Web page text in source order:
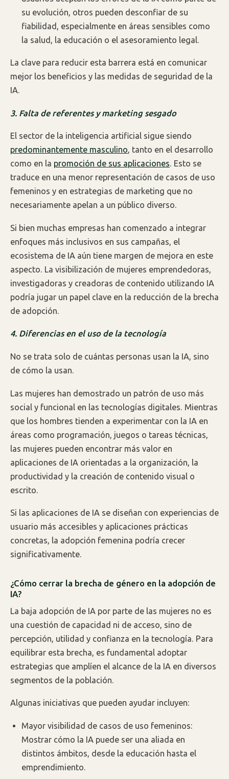
su evolución, otros pueden desconfiar de su
fiabilidad, especialmente en áreas sensibles como
la salud, la educación o el asesoramiento legal.
La clave para reducir esta barrera está en comunicar
mejor los beneficios y las medidas de seguridad de la
IA.
3. Falta de referentes y marketing sesgado
El sector de la inteligencia artificial sigue siendo
predominantemente masculino, tanto en el desarrollo
como en la promoción de sus aplicaciones. Esto se
traduce en una menor representación de casos de uso
femeninos y en estrategias de marketing que no
necesariamente apelan a un público diverso.
Si bien muchas empresas han comenzado a integrar
enfoques más inclusivos en sus campañas, el
ecosistema de IA aún tiene margen de mejora en este
aspecto. La visibilización de mujeres emprendedoras,
investigadoras y creadoras de contenido utilizando IA
podría jugar un papel clave en la reducción de la brecha
de adopción.
4. Diferencias en el uso de la tecnología
No se trata solo de cuántas personas usan la IA, sino
de cómo la usan.
Las mujeres han demostrado un patrón de uso más
social y funcional en las tecnologías digitales. Mientras
que los hombres tienden a experimentar con la IA en
áreas como programación, juegos o tareas técnicas,
las mujeres pueden encontrar más valor en
aplicaciones de IA orientadas a la organización, la
productividad y la creación de contenido visual o
escrito.
Si las aplicaciones de IA se diseñan con experiencias de
usuario más accesibles y aplicaciones prácticas
concretas, la adopción femenina podría crecer
significativamente.
¿Cómo cerrar la brecha de género en la adopción de
IA?
La baja adopción de IA por parte de las mujeres no es
una cuestión de capacidad ni de acceso, sino de
percepción, utilidad y confianza en la tecnología. Para
equilibrar esta brecha, es fundamental adoptar
estrategias que amplíen el alcance de la IA en diversos
segmentos de la población.
Algunas iniciativas que pueden ayudar incluyen:
Mayor visibilidad de casos de uso femeninos:
Mostrar cómo la IA puede ser una aliada en
distintos ámbitos, desde la educación hasta el
emprendimiento.